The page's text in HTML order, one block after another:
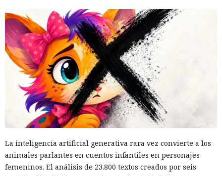
El canadiense Connor Riley Muka ganó dinero durante
muchos meses con datos robados de otras personas, antes
de ser detenido y entregado a la justicia estadounidense por
uno de los mayores hackeos de los últimos años — ataque a
la plataforma en la nube Snowflake.
informático y telefónico, robo agravado de datos personales
y conspiración en un tribunal federal del estado de
Washington. Su sentencia se dictará el 27 de octubre; la
La inteligencia artificial generativa rara vez convierte a los
animales parlantes en cuentos infantiles en personajes
femeninos. El análisis de 23.800 textos creados por seis